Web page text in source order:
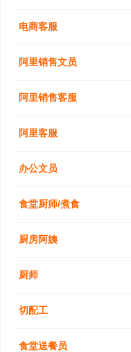
电商客服
阿里销售文员
阿里销售客服
阿里客服
办公文员
食堂厨师/煮食
厨房阿姨
厨师
切配工
食堂送餐员